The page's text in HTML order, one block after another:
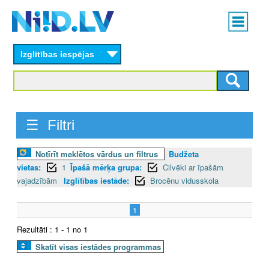
content
Main
menu
Izglītības iespējas
☰ Filtri
Notīrīt meklētos vārdus un filtrus
Budžeta
vietas:
1 Īpašā mērķa grupa:
Cilvēki ar īpašām
vajadzībām
Izglītības iestāde: Brocēnu vidusskola
1
Rezultāti : 1 - 1 no 1
Skatīt visas iestādes programmas